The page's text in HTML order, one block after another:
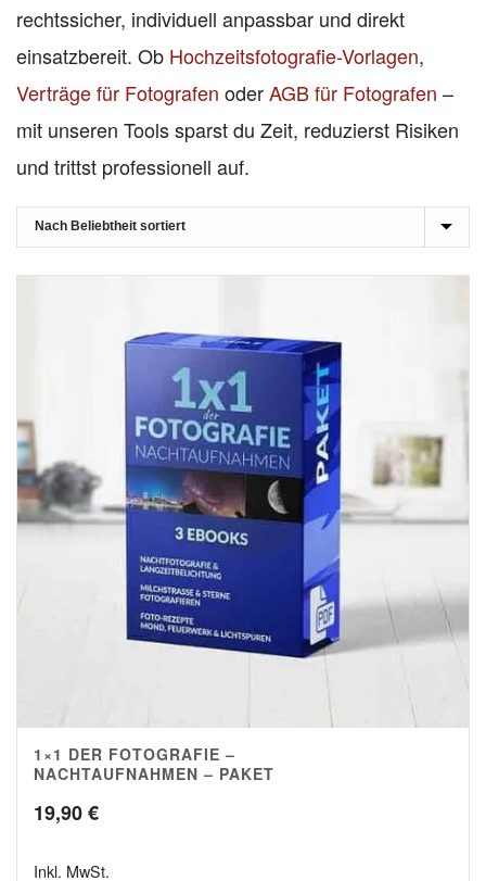
rechtssicher, individuell anpassbar und direkt
einsatzbereit. Ob Hochzeitsfotografie-Vorlagen,
Verträge für Fotografen oderAGB für Fotografen –
mit unseren Tools sparst du Zeit, reduzierst Risiken
und trittst professionell auf.
1×1 DER FOTOGRAFIE –
NACHTAUFNAHMEN – PAKET
19,90€
Inkl. MwSt.